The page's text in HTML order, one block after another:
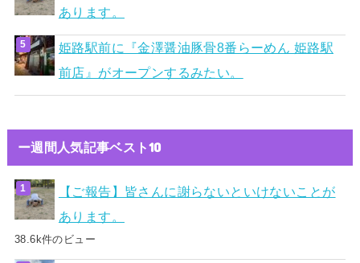
あります。
姫路駅前に『金澤醤油豚骨8番らーめん 姫路駅
前店』がオープンするみたい。
ー週間人気記事ベスト10
【ご報告】皆さんに謝らないといけないことが
あります。
38.6k件のビュー